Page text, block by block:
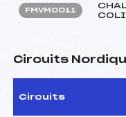
FMVM0011
Circuits
Circuits